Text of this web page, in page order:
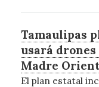
Tamaulipas
usará
Madre
El plan estatal